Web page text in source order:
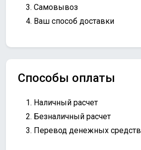
Самовывоз
Ваш способ доставки
Способы оплаты
Наличный расчет
Безналичный расчет
Перевод денежных средств